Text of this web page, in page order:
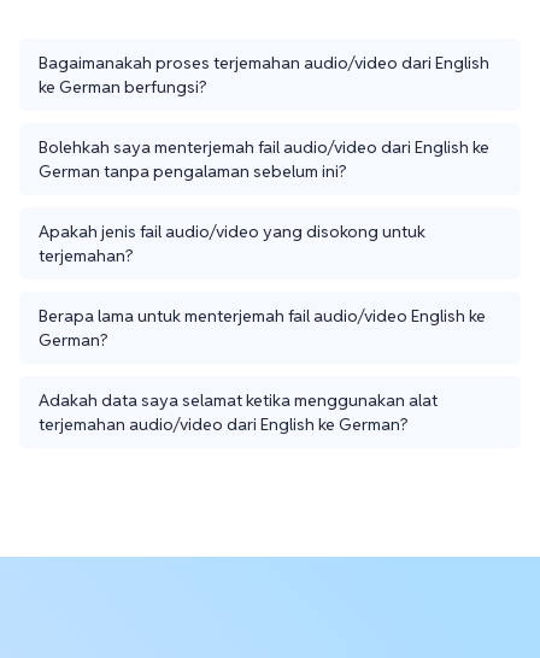
Bagaimanakah proses terjemahan audio/video dari English
ke German berfungsi?
Bolehkah saya menterjemah fail audio/video dari English ke
German tanpa pengalaman sebelum ini?
Apakah jenis fail audio/video yang disokong untuk
terjemahan?
Berapa lama untuk menterjemah fail audio/video English ke
German?
Adakah data saya selamat ketika menggunakan alat
terjemahan audio/video dari English ke German?